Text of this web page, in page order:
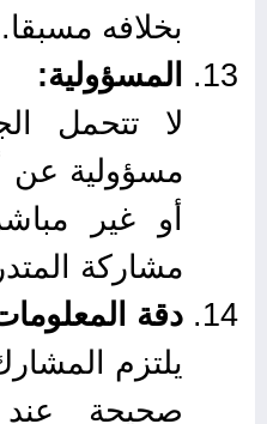
بخلافه مسبقا.
المسؤولية:
لا تتحمل
مسؤولية عن
أو غير
مشاركة
دقة
يلتزم
صحيحة